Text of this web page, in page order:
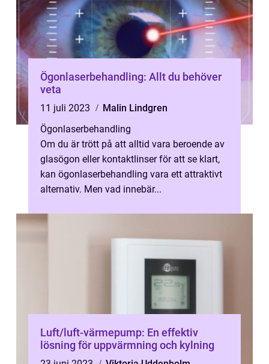
Ögonlaserbehandling: Allt du behöver
veta
11 juli 2023
Malin Lindgren
Ögonlaserbehandling
Om du är trött på att alltid vara beroende av
glasögon eller kontaktlinser för att se klart,
kan ögonlaserbehandling vara ett attraktivt
alternativ. Men vad innebär...
Luft/luft-värmepump: En effektiv
lösning för uppvärmning och kylning